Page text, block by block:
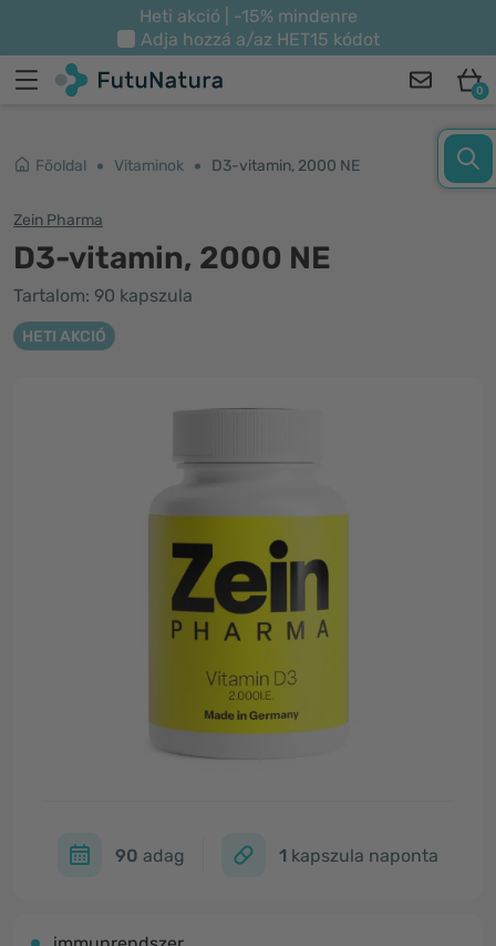
Heti akció | -15% mindenre
Adja hozzá a/az HET15 kódot
0
Főoldal Vitaminok D3-vitamin, 2000 NE
Zein Pharma
D3-vitamin, 2000 NE
Tartalom: 90 kapszula
HETI AKCIÓ
90 adag 1 kapszula naponta